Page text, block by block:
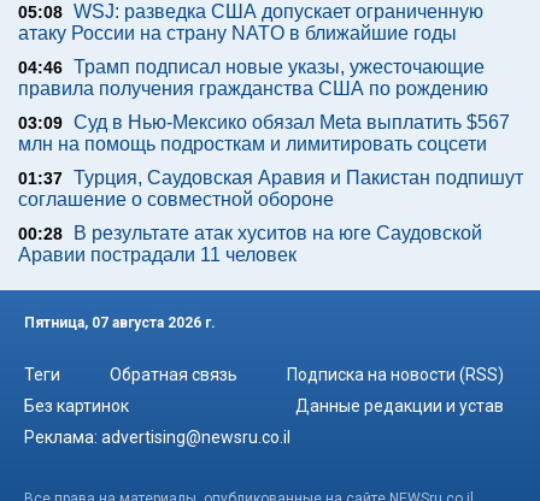
05:08 WSJ: разведка США допускает ограниченную
атаку России на страну NATO в ближайшие годы
04:46 Трамп подписал новые указы, ужесточающие
правила получения гражданства США по рождению
03:09 Суд в Нью-Мексико обязал Meta выплатить $567
млн на помощь подросткам и лимитировать соцсети
01:37 Турция, Саудовская Аравия и Пакистан подпишут
соглашение о совместной обороне
00:28
В результате атак хуситов на юге Саудовской
Аравии пострадали 11 человек
Пятница, 07 августа 2026 г.
Теги Обратная связь
Подписка на новости (RSS)
Без картинок
Данные редакции и устав
Реклама: advertising@newsru.co.il